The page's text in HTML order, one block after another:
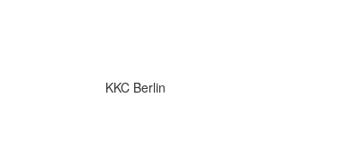
KKC Berlin